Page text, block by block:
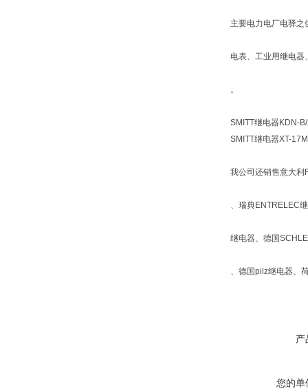
主要电力电厂电驿
电表、工业用继电
。
SMITT继电器KDN-
SMITT继电器XT-
我公司还销售意大利
、瑞典ENTRELEC
继电器、德国
、德国pilz继电器、
产
您的单